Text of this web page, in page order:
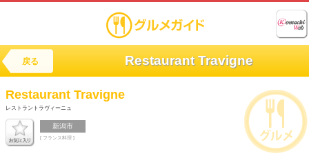
戻る Restaurant Travigne
Restaurant Travigne
レストラントラヴィーニュ
新潟市
[ フランス料理 ]